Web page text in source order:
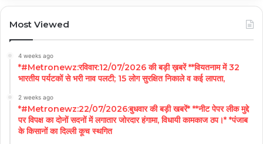
Most Viewed
4 weeks ago
*#Metronewz:रविवार:12/07/2026 की बड़ी ख़बरें **वियतनाम में 32
भारतीय पर्यटकों से भरी नाव पलटी; 15 लोग सुरक्षित निकाले व कई लापता,
2 weeks ago
*#Metronewz:22/07/2026:बुधवार की बड़ी खबरें* **नीट पेपर लीक मुद्दे
पर विपक्ष का दोनों सदनों में लगातार जोरदार हंगामा, विधायी कामकाज ठप।* *पंजाब
के किसानों का दिल्ली कूच स्थगित